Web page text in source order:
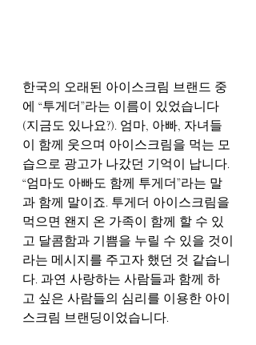
한국의 오래된 아이스크림 브랜드 중
에 “투게더”라는 이름이 있었습니다
(지금도 있나요?). 엄마, 아빠, 자녀들
이 함께 웃으며 아이스크림을 먹는 모
습으로 광고가 나갔던 기억이 납니다.
“엄마도 아빠도 함께 투게더”라는 말
과 함께 말이죠. 투게더 아이스크림을
먹으면 왠지 온 가족이 함께 할 수 있
고 달콤함과 기쁨을 누릴 수 있을 것이
라는 메시지를 주고자 했던 것 같습니
다. 과연 사랑하는 사람들과 함께 하
고 싶은 사람들의 심리를 이용한 아이
스크림 브랜딩이었습니다.